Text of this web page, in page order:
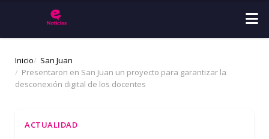
Inicio
San Juan
Presentaron en San Juan un proyecto para garantizar la
desconexión digital de los docentes
ACTUALIDAD